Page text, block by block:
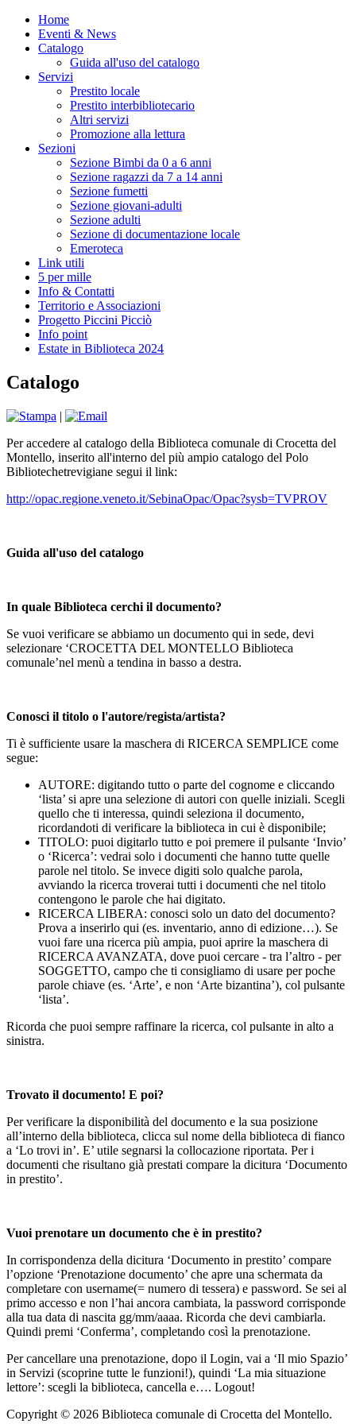
Home
Eventi & News
Catalogo
Guida all'uso del catalogo
Servizi
Prestito locale
Prestito interbibliotecario
Altri servizi
Promozione alla lettura
Sezioni
Sezione Bimbi da 0 a 6 anni
Sezione ragazzi da 7 a 14 anni
Sezione fumetti
Sezione giovani-adulti
Sezione adulti
Sezione di documentazione locale
Emeroteca
Link utili
5 per mille
Info & Contatti
Territorio e Associazioni
Progetto Piccini Picciò
Info point
Estate in Biblioteca 2024
Catalogo
|
Per accedere al catalogo della Biblioteca comunale di Crocetta del
Montello, inserito all'interno del più ampio catalogo del Polo
Bibliotechetrevigiane segui il link:
http://opac.regione.veneto.it/SebinaOpac/Opac?sysb=TVPROV
Guida all'uso del catalogo
In quale Biblioteca cerchi il documento?
Se vuoi verificare se abbiamo un documento qui in sede, devi
selezionare ‘CROCETTA DEL MONTELLO Biblioteca
comunale’nel menù a tendina in basso a destra.
Conosci il titolo o l'autore/regista/artista?
Ti è sufficiente usare la maschera di RICERCA SEMPLICE come
segue:
AUTORE: digitando tutto o parte del cognome e cliccando
‘lista’ si apre una selezione di autori con quelle iniziali. Scegli
quello che ti interessa, quindi seleziona il documento,
ricordandoti di verificare la biblioteca in cui è disponibile;
TITOLO: puoi digitarlo tutto e poi premere il pulsante ‘Invio’
o ‘Ricerca’: vedrai solo i documenti che hanno tutte quelle
parole nel titolo. Se invece digiti solo qualche parola,
avviando la ricerca troverai tutti i documenti che nel titolo
contengono le parole che hai digitato.
RICERCA LIBERA: conosci solo un dato del documento?
Prova a inserirlo qui (es. inventario, anno di edizione…). Se
vuoi fare una ricerca più ampia, puoi aprire la maschera di
RICERCA AVANZATA, dove puoi cercare - tra l’altro - per
SOGGETTO, campo che ti consigliamo di usare per poche
parole chiave (es. ‘Arte’, e non ‘Arte bizantina’), col pulsante
‘lista’.
Ricorda che puoi sempre raffinare la ricerca, col pulsante in alto a
sinistra.
Trovato il documento! E poi?
Per verificare la disponibilità del documento e la sua posizione
all’interno della biblioteca, clicca sul nome della biblioteca di fianco
a ‘Lo trovi in’. E’ utile segnarsi la collocazione riportata. Per i
documenti che risultano già prestati compare la dicitura ‘Documento
in prestito’.
Vuoi prenotare un documento che è in prestito?
In corrispondenza della dicitura ‘Documento in prestito’ compare
l’opzione ‘Prenotazione documento’ che apre una schermata da
completare con username(= numero di tessera) e password. Se sei al
primo accesso e non l’hai ancora cambiata, la password corrisponde
alla tua data di nascita gg/mm/aaaa. Ricorda che devi cambiarla.
Quindi premi ‘Conferma’, completando così la prenotazione.
Per cancellare una prenotazione, dopo il Login, vai a ‘Il mio Spazio’
in Servizi (scoprine tutte le funzioni!), quindi ‘La mia situazione
lettore’: scegli la biblioteca, cancella e…. Logout!
Copyright © 2026 Biblioteca comunale di Crocetta del Montello.